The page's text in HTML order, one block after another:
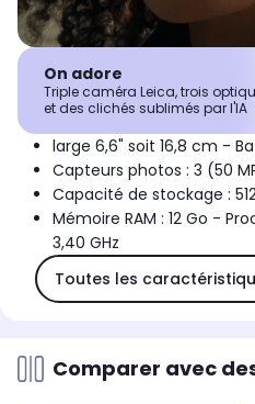
On adore
Triple caméra Leica, trois
et des clichés sublimés par l'IA
large 6,6" soit 16,8 cm -
Capteurs photos : 3 (50
Capacité de stockage :
Mémoire RAM : 12 Go -
3,40 GHz
Toutes les
Comparer avec